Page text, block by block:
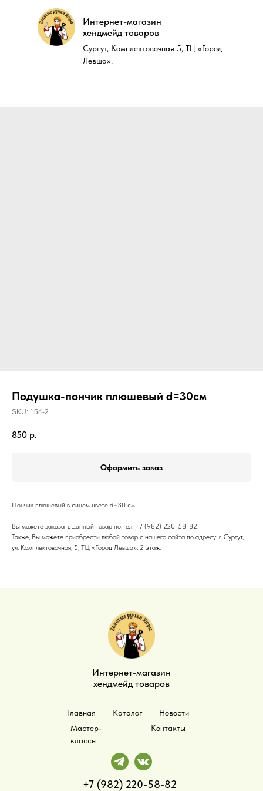
Интернет-магазин
хендмейд товаров
Сургут, Комплектовочная 5, ТЦ «Город
Левша».
Интернет-магазин
хендмейд товаров
Сургут, Комплектовочная 5, ТЦ «Город
Левша».
Подушка-пончик плюшевый d=30см
SKU: 154-2
850 р.
Оформить заказ
Пончик плюшевый в синем цвете d=30 см
Вы можете заказать данный товар по тел. +7 (982) 220-58-82.
Также, Вы можете приобрести любой товар с нашего сайта по адресу: г. Сургут,
ул. Комплектовочная, 5, ТЦ «Город Левша», 2 этаж.
Интернет-магазин
хендмейд товаров
Главная Каталог
Новости
Мастер-
классы
Контакты
+7 (982) 220-58-82